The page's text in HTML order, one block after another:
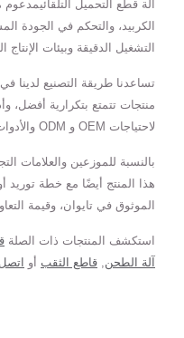
الكربيد، والتحكم في الجودة
التشغيل الدقيقة وبيئات الإنتاج
تساعدنا طريقة التصنيع
منتجات تتمتع بتكرارية أفضل،
لاحتياجات OEM و ODM والأدوات المخصصة.
بالنسبة للموزعين والعلامات
هذا المنتج أيضًا مع خطة توريد
الموثوق في تايوان، وقيمة
استكشف المنتجات ذات الصلة
آلة الطحن, قاطع الثقب أو